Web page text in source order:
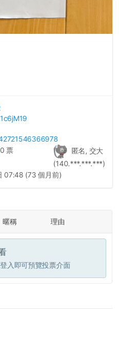
匿名, 交大
(140.***.***.***)
0 票
07:48 (73 個月前)
暱稱 理由
登入即可預覽投票介面